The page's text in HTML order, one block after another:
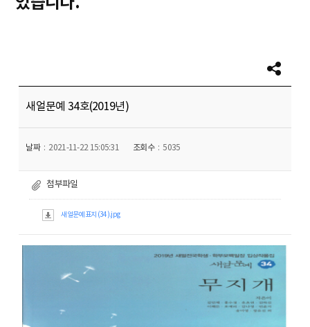
새얼문예 34호(2019년)
날짜 2021-11-22 15:05:31 조회수 5035
첨부파일
새얼문예 표지 (34).jpg